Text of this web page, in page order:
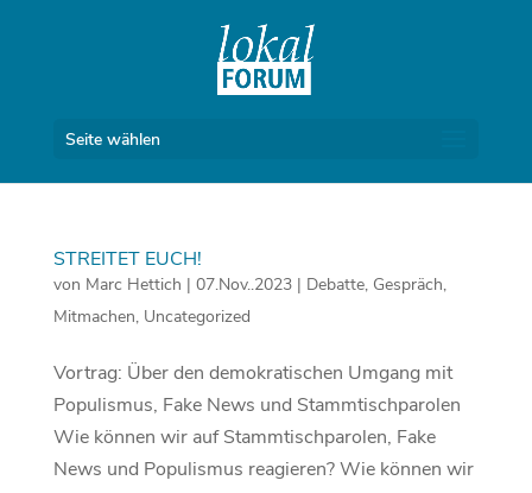
Seite wählen
STREITET EUCH!
von Marc Hettich | 07.Nov..2023| Debatte, Gespräch,
Mitmachen, Uncategorized
Vortrag: Über den demokratischen Umgang mit
Populismus, Fake News und Stammtischparolen
Wie können wir auf Stammtischparolen, Fake
News und Populismus reagieren? Wie können wir